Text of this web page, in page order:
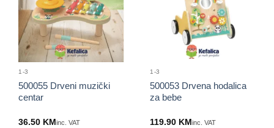
1-3
500055 Drveni muzički
centar
36.50 KM inc. VAT
1-3
500053 Drvena hodalica
za bebe
119.90 KM inc. VAT